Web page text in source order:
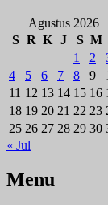
Agustus 2026
S R K J S M
1
2
4
5 6 7 8 9
11 12 13 14 15 16
18 19 20 21 22 23
25 26 27 28 29 30
« Jul
Menu